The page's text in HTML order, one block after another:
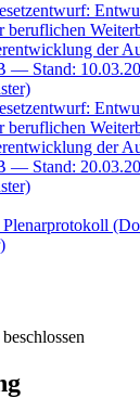
beruflichen
der
— Stand:
beruflichen
der
— Stand: